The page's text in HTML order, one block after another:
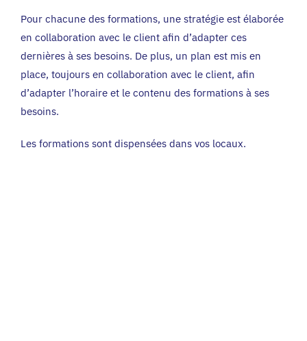
Pour chacune des formations, une stratégie est élaborée
en collaboration avec le client afin d’adapter ces
dernières à ses besoins. De plus, un plan est mis en
place, toujours en collaboration avec le client, afin
d’adapter l’horaire et le contenu des formations à ses
besoins.
Les formations sont dispensées dans vos locaux.